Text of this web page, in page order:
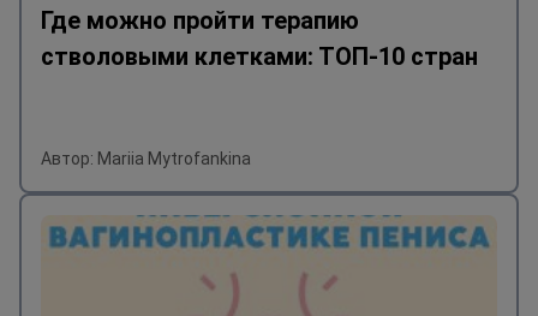
Где можно пройти терапию
стволовыми клетками: ТОП-10 стран
Автор: Mariia Mytrofankina